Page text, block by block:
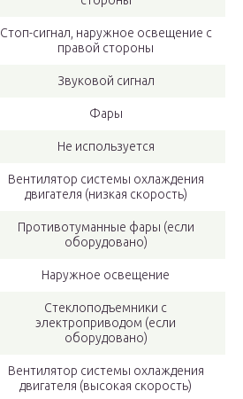
Стоп-сигнал, наружное освещение с
правой стороны
Звуковой сигнал
Фары
Не используется
Вентилятор системы охлаждения
двигателя (низкая скорость)
Противотуманные фары (если
оборудовано)
Наружное освещение
Стеклоподъемники с
электроприводом (если
оборудовано)
Вентилятор системы охлаждения
двигателя (высокая скорость)